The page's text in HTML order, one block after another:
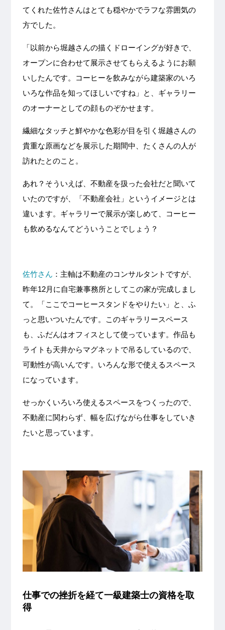
てくれた佐竹さんはとても穏やかでラフな雰囲気の
方でした。
「以前から堀越さんの描くドローイングが好きで、
オープンに合わせて展示させてもらえるようにお願
いしたんです。コーヒーを飲みながら建築家のいろ
いろな作品を知ってほしいですね」と、ギャラリー
のオーナーとしての顔ものぞかせます。
繊細なタッチと鮮やかな色彩が目を引く堀越さんの
貴重な原画などを展示した期間中、たくさんの人が
訪れたとのこと。
あれ？そういえば、不動産を扱った会社だと聞いて
いたのですが、「不動産会社」というイメージとは
違います。ギャラリーで展示が楽しめて、コーヒー
も飲めるなんてどういうことでしょう？
佐竹さん ：主軸は不動産のコンサルタントですが、
昨年12月に自宅兼事務所としてこの家が完成しまし
て。「ここでコーヒースタンドをやりたい」と、ふ
っと思いついたんです。このギャラリースペース
も、ふだんはオフィスとして使っています。作品も
ライトも天井からマグネットで吊るしているので、
可動性が高いんです。いろんな形で使えるスペース
になっています。
せっかくいろいろ使えるスペースをつくったので、
不動産に関わらず、幅を広げながら仕事をしていき
たいと思っています。
仕事での挫折を経て一級建築士の資格を取
得